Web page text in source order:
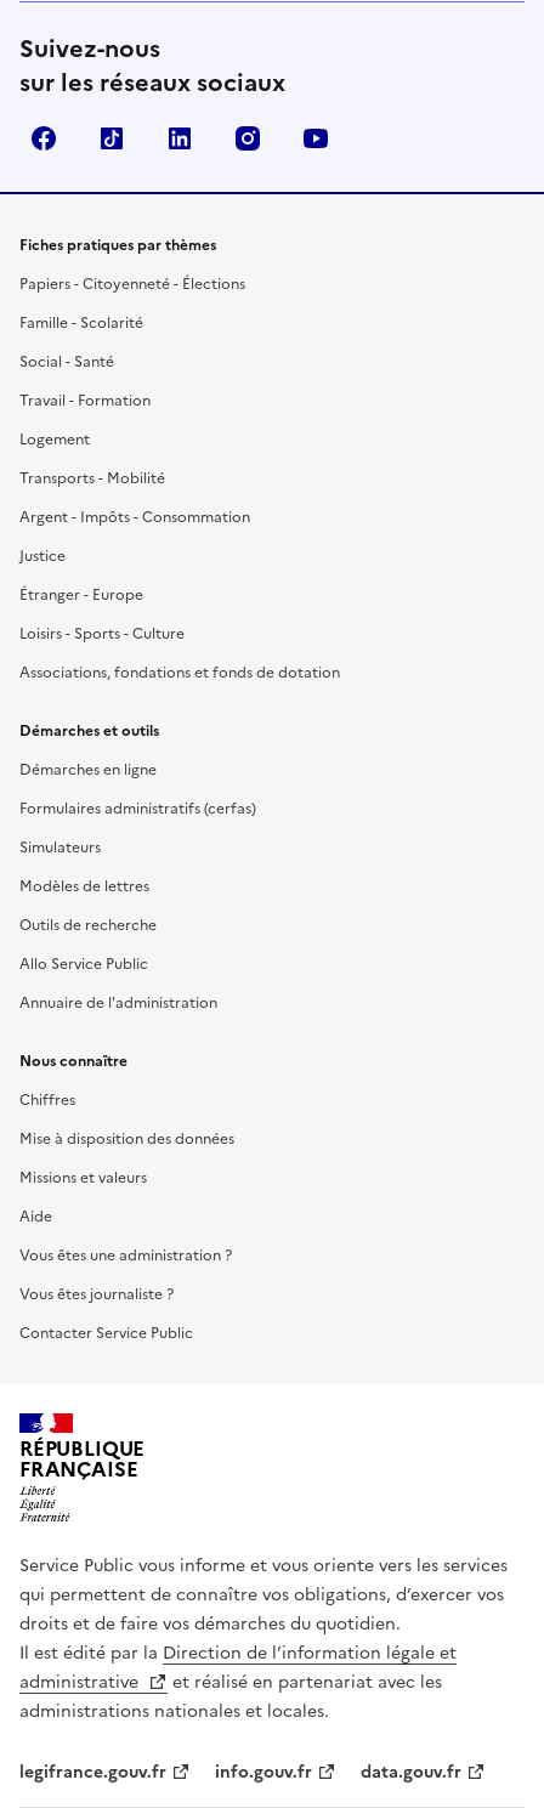
Suivez-nous
sur les réseaux sociaux
FacebookTikTok LinkedIn Instagram
Fiches pratiques par thèmes
Papiers - Citoyenneté - Élections
Famille - Scolarité
Social - Santé
Travail - Formation
Logement
Transports - Mobilité
Argent - Impôts - Consommation
Justice
Étranger - Europe
Loisirs - Sports - Culture
Associations, fondations et fonds de dotation
Démarches et outils
Démarches en ligne
Formulaires administratifs (cerfas)
Simulateurs
Modèles de lettres
Outils de recherche
Allo Service Public
Annuaire de l'administration
Nous connaître
Chiffres
Mise à disposition des données
Missions et valeurs
Aide
Vous êtes une administration ?
Vous êtes journaliste ?
Contacter Service Public
RÉPUBLIQUE
FRANÇAISE
Service Public vous informe et vous oriente vers les services
qui permettent de connaître vos obligations, d’exercer vos
droits et de faire vos démarches du quotidien.
Il est édité par la Direction de l’information légale et
administrative
et réalisé en partenariat avec les
administrations nationales et locales.
legifrance.gouv.fr info.gouv.fr data.gouv.fr